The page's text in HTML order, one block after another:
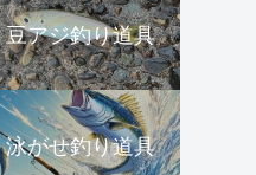
豆アジ釣り道具
泳がせ釣り道具